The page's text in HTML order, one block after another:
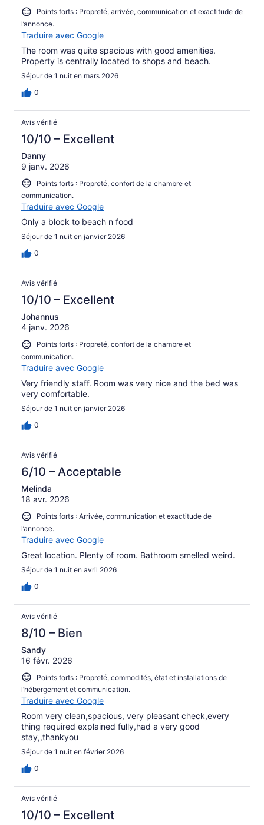
Points forts : Propreté, arrivée, communication et exactitude de
l’annonce.
Traduire avec Google
The room was quite spacious with good amenities.
Property is centrally located to shops and beach.
Séjour de 1 nuit en mars 2026
0
Avis vérifié
10/10 – Excellent
Danny
9 janv. 2026
Points forts : Propreté, confort de la chambre et
communication.
Traduire avec Google
Only a block to beach n food
Séjour de 1 nuit en janvier 2026
0
Avis vérifié
10/10 – Excellent
Johannus
4 janv. 2026
Points forts : Propreté, confort de la chambre et
communication.
Traduire avec Google
Very friendly staff. Room was very nice and the bed was
very comfortable.
Séjour de 1 nuit en janvier 2026
0
Avis vérifié
6/10 – Acceptable
Melinda
18 avr. 2026
Points forts : Arrivée, communication et exactitude de
l’annonce.
Traduire avec Google
Great location. Plenty of room. Bathroom smelled weird.
Séjour de 1 nuit en avril 2026
0
Avis vérifié
8/10 – Bien
Sandy
16 févr. 2026
Points forts : Propreté, commodités, état et installations de
l’hébergement et communication.
Traduire avec Google
Room very clean,spacious, very pleasant check,every
thing required explained fully,had a very good
stay,,thankyou
Séjour de 1 nuit en février 2026
0
Avis vérifié
10/10 – Excellent